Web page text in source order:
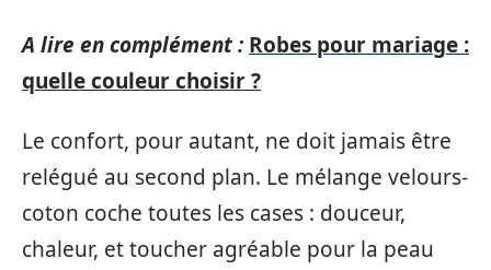
A lire en complément : Robes pour mariage :
quelle couleur choisir ?
Le confort, pour autant, ne doit jamais être
relégué au second plan. Le mélange velours-
coton coche toutes les cases : douceur,
chaleur, et toucher agréable pour la peau